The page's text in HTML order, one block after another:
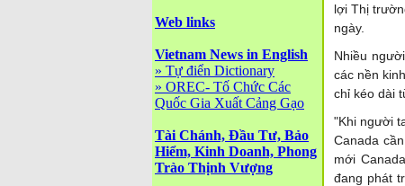
Web links
Vietnam News in English
» Tự điển Dictionary
» OREC- Tố Chức Các
Quốc Gia Xuất Cảng Gạo
Tài Chánh, Đầu Tư, Bảo
Hiểm, Kinh Doanh, Phong
Trào Thịnh Vượng
lợi Thị
ngày.
Nhiều
các nền
chỉ kéo dài
"Khi người
Canada
mới
đang phát